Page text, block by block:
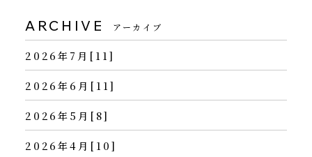
ARCHIVE アーカイブ
2026年7月[11]
2026年6月[11]
2026年5月[8]
2026年4月[10]